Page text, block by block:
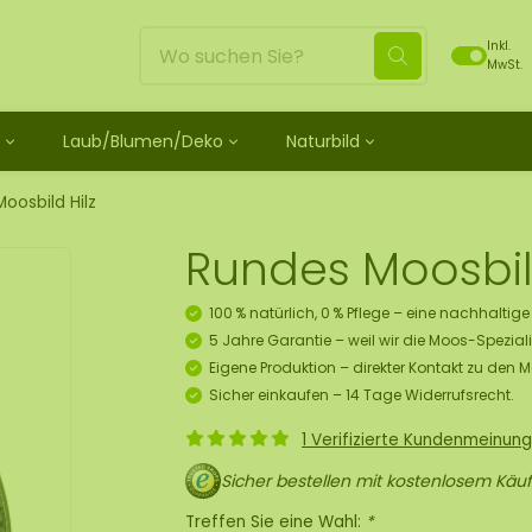
Inkl.
MwSt.
Decken
Moosdots Moosbild [TIP]
Moosdots Cinco Moosbild
Moosdots-Set Moosbild
Set zum Selbermachen
Set
Loses Moos behandelt
Kugelmoos
Fluff moos
ECO Moos [Budget]
Laub/Blumen/Deko Naturbild
Hilz
Rundes
100 % natürlich, 0 % Pflege – eine
5 Jahre Garantie – weil wir die Moos-
Eigene Produktion – direkter Kontakt zu den
Sicher einkaufen – 14 Tage Widerrufsrecht.
1 Verifizierte Kundenmeinung
Sicher bestellen mit kostenlosem
Treffen Sie eine Wahl: *